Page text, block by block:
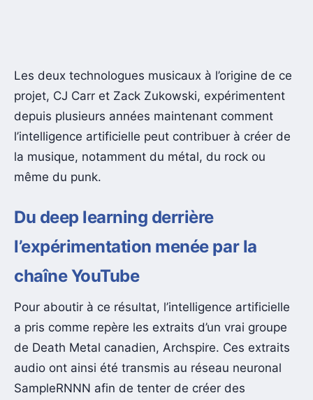
Les deux technologues musicaux à l’origine de ce
projet, CJ Carr et Zack Zukowski, expérimentent
depuis plusieurs années maintenant comment
l’intelligence artificielle peut contribuer à créer de
la musique, notamment du métal, du rock ou
même du punk.
Du deep learning derrière
l’expérimentation menée par la
chaîne YouTube
Pour aboutir à ce résultat, l’intelligence artificielle
a pris comme repère les extraits d’un vrai groupe
de Death Metal canadien, Archspire. Ces extraits
audio ont ainsi été transmis au réseau neuronal
SampleRNNN afin de tenter de créer des